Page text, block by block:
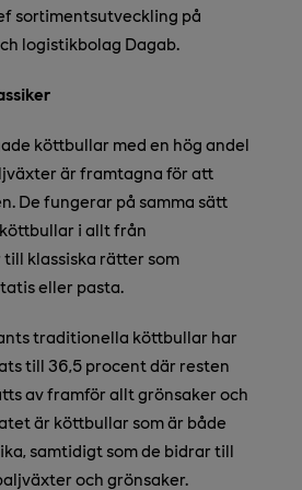
sortimentsutveckling på
logistikbolag Dagab.
köttbullar med en hög andel
är framtagna för att
De fungerar på samma sätt
i allt från
klassiska rätter som
eller pasta.
traditionella köttbullar har
till 36,5 procent där resten
av framför allt grönsaker och
är köttbullar som är både
samtidigt som de bidrar till
och grönsaker.